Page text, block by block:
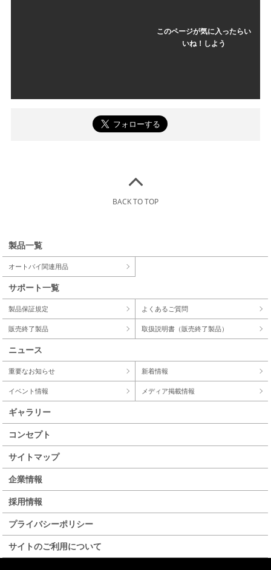
このページが気に入ったらい
いね！しよう
BACK TO TOP
製品一覧
オートバイ関連用品
サポート一覧
製品保証規定 よくあるご質問
販売終了製品 取扱説明書（販売終了製品）
ニュース
重要なお知らせ 新着情報
イベント情報 メディア掲載情報
ギャラリー
コンセプト
サイトマップ
企業情報
採用情報
プライバシーポリシー
サイトのご利用について